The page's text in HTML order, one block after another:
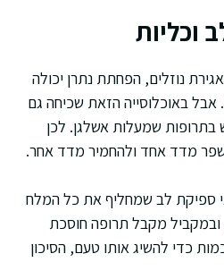
וכליות
נוזלים, הפחתת נתרן יכולה
אבל באוכלוסייה הזאת שכיחה גם
בתרופות שמעלות אשלגן. לכן
מדד אחד ולהחמיר מדד אחר.
ספיקת לב שמחליף את כל המלח
מקבל תרופה חוסכת
כדי להשיג אותו טעם, הסיכון